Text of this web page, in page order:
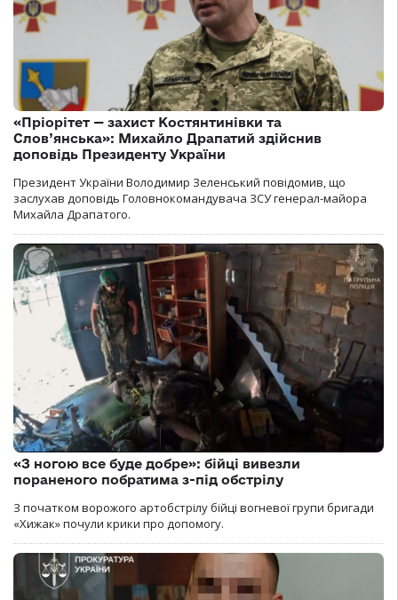
«Пріорітет — захист Костянтинівки та
Слов’янська»: Михайло Драпатий здійснив
доповідь Президенту України
Президент України Володимир Зеленський повідомив, що
заслухав доповідь Головнокомандувача ЗСУ генерал-майора
Михайла Драпатого.
«З ногою все буде добре»: бійці вивезли
пораненого побратима з-під обстрілу
З початком ворожого артобстрілу бійці вогневої групи бригади
«Хижак» почули крики про допомогу.